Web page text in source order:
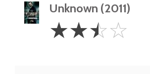
Unknown (2011)
2.5
Stars
☆☆☆☆